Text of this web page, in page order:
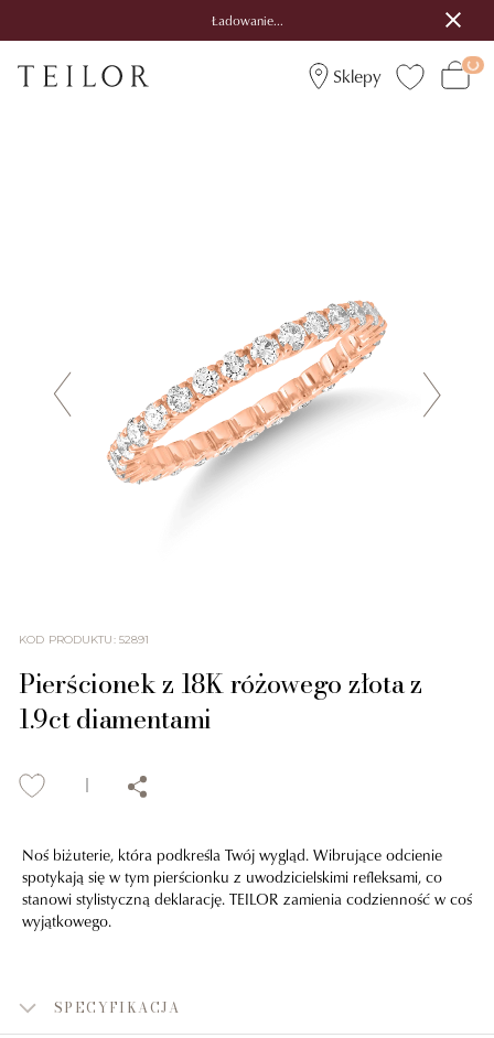
Ładowanie...
Sklepy
KOD PRODUKTU: 52891
Pierścionek z 18K różowego złota z
1.9ct diamentami
Noś biżuterie, która podkreśla Twój wygląd. Wibrujące odcienie
spotykają się w tym pierścionku z uwodzicielskimi refleksami, co
stanowi stylistyczną deklarację. TEILOR zamienia codzienność w coś
wyjątkowego.
SPECYFIKACJA